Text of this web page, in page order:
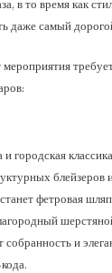
в то время как
даже самый
и городская
блейзеров
фетровая
и